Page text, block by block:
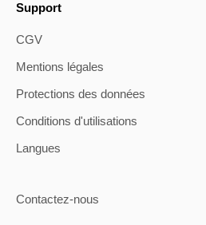
Support
CGV
Mentions légales
Protections des données
Conditions d'utilisations
Langues
Contactez-nous